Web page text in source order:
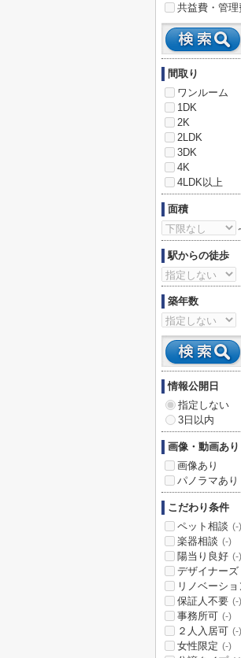
共益費・管理
間取り
ワンルーム
1DK
2K
2LDK
3DK
4K
4LDK以上
面積
駅からの徒歩
築年数
情報公開日
指定しない
3日以内
画像・動画あり
画像あり
パノラマあり
こだわり条件
ペット相談 (-)
楽器相談 (-)
陽当り良好 (-)
デザイナーズ
リノベーショ
保証人不要 (-)
事務所可 (-)
２人入居可 (-)
女性限定 (-)